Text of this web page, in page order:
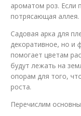
ароматом роз. Если
потрясающая аллея.
Садовая арка для
декоративное, но и
помогает цветам
будут лежать на
опорам для того,
роста.
Перечислим